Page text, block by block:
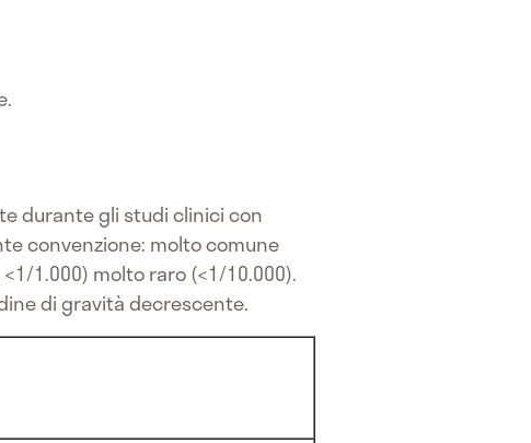
durante gli studi clinici con
convenzione: molto comune
1.000) molto raro (<1/10.000).
di gravità decrescente.